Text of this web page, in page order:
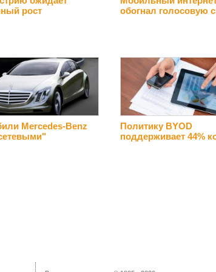
рост
обогнал голосовую
Mercedes-Benz
Политику BYOD
поддерживает 44%